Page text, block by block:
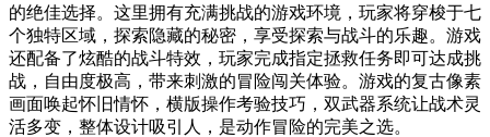
的绝佳选择。这里拥有充满挑战的游戏环境，玩家将穿梭于七
个独特区域，探索隐藏的秘密，享受探索与战斗的乐趣。游戏
还配备了炫酷的战斗特效，玩家完成指定拯救任务即可达成挑
战，自由度极高，带来刺激的冒险闯关体验。游戏的复古像素
画面唤起怀旧情怀，横版操作考验技巧，双武器系统让战术灵
活多变，整体设计吸引人，是动作冒险的完美之选。